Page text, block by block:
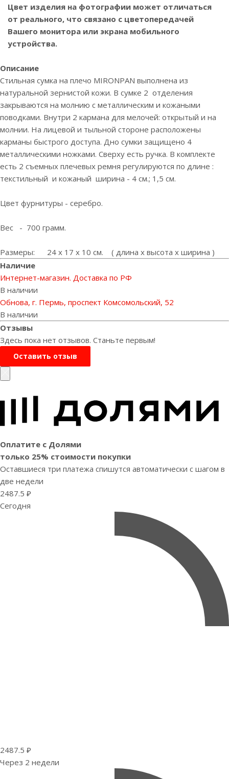
Цвет изделия на фотографии может отличаться
от реального, что связано с цветопередачей
Вашего монитора или экрана мобильного
устройства.
Описание
Стильная сумка на плечо MIRONPAN выполнена из
натуральной зернистой кожи. В сумке 2 отделения
закрываются на молнию с металлическим и кожаными
поводками. Внутри 2 кармана для мелочей: открытый и на
молнии. На лицевой и тыльной стороне расположены
карманы быстрого доступа. Дно сумки защищено 4
металлическими ножками. Сверху есть ручка. В комплекте
есть 2 съемных плечевых ремня регулируются по длине :
текстильный и кожаный ширина - 4 см.; 1,5 см.
Цвет фурнитуры - серебро.
Вес - 700 грамм.
Размеры: 24 x 17 x 10 cм. ( длина x высота x ширина )
Наличие
Интернет-магазин. Доставка по РФ
В наличии
Обнова, г. Пермь, проспект Комсомольский, 52
В наличии
Отзывы
Здесь пока нет отзывов. Станьте первым!
Оставить отзыв
Оплатите с Долями
только 25% стоимости покупки
Оставшиеся три платежа спишутся автоматически с шагом в
две недели
2487.5 ₽
Сегодня
2487.5 ₽
Через 2 недели